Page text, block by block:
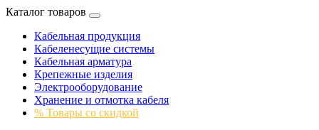
Каталог товаров
Кабельная продукция
Кабеленесущие системы
Кабельная арматура
Крепежные изделия
Электрооборудование
Хранение и отмотка кабеля
% Товары со скидкой